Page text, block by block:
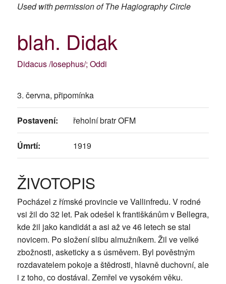
Used with permission of The Hagiography Circle
blah. Didak
Didacus /Iosephus/; Oddi
3. června, připomínka
Postavení: řeholní bratr OFM
Úmrtí: 1919
ŽIVOTOPIS
Pocházel z římské provincie ve Vallinfredu. V rodné
vsi žil do 32 let. Pak odešel k františkánům v Bellegra,
kde žil jako kandidát a asi až ve 46 letech se stal
novicem. Po složení slibu almužníkem. Žil ve velké
zbožnosti, asketicky a s úsměvem. Byl pověstným
rozdavatelem pokoje a štědrosti, hlavně duchovní, ale
i z toho, co dostával. Zemřel ve vysokém věku.